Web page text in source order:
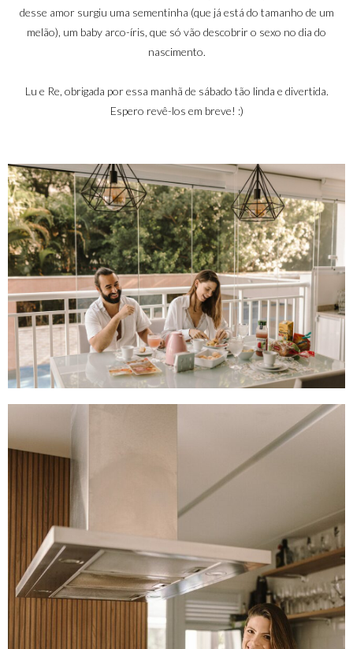
desse amor surgiu uma sementinha (que já está do tamanho de um
melão), um baby arco-íris, que só vão descobrir o sexo no dia do
nascimento.
Lu e Re, obrigada por essa manhã de sábado tão linda e divertida.
Espero revê-los em breve! :)